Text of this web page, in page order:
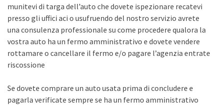
munitevi di targa dell’auto che dovete ispezionare recatevi
presso gli uffici aci o usufruendo del nostro servizio avrete
una consulenza professionale su come procedere qualora la
vostra auto ha un fermo amministrativo e dovete vendere
rottamare o cancellare il fermo e/o pagare l’agenzia entrate
riscossione
Se dovete comprare un auto usata prima di concludere e
pagarla verificate sempre se ha un fermo amministrativo